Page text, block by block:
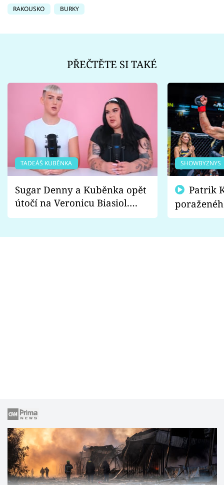
RAKOUSKO BURKY
PŘEČTĚTE SI TAKÉ
TADEÁŠ KUBĚNKA
Sugar Denny a Kuběnka opět
útočí na Veronicu Biasiol.
Proč je podle nich falešná a
SHOWBYZNYS
fanoušci